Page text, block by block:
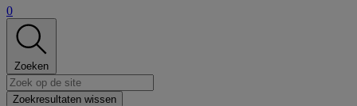
0
Zoeken
Zoekresultaten wissen